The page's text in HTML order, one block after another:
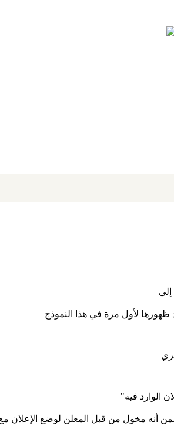
لأول مرة في هذا النموذج
الوارد فيه"
أنه مخول من قبل المعلن لوضع